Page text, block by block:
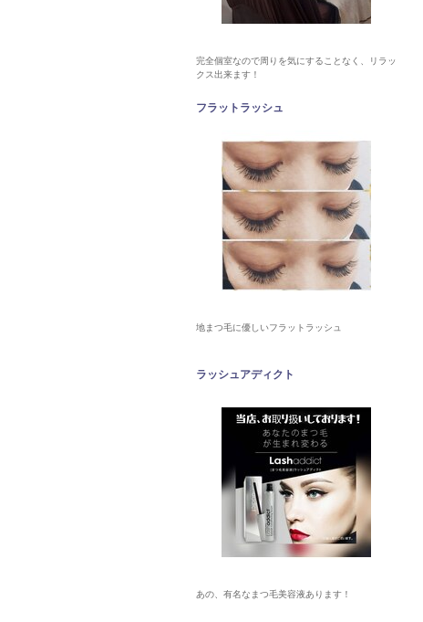
完全個室なので周りを気にすることなく、リラッ
クス出来ます！
フラットラッシュ
地まつ毛に優しいフラットラッシュ
ラッシュアディクト
あの、有名なまつ毛美容液あります！